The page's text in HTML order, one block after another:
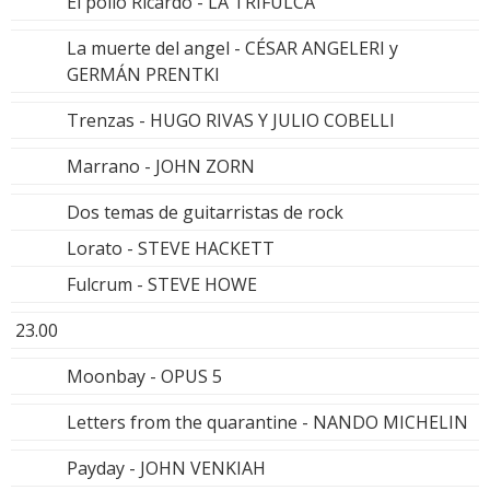
La muerte del angel - CÉSAR ANGELERI y
GERMÁN PRENTKI
Trenzas - HUGO RIVAS Y JULIO COBELLI
Marrano - JOHN ZORN
Dos temas de guitarristas de rock
Lorato - STEVE HACKETT
Fulcrum - STEVE HOWE
23.00
Moonbay - OPUS 5
Letters from the quarantine - NANDO MICHELIN
Payday - JOHN VENKIAH